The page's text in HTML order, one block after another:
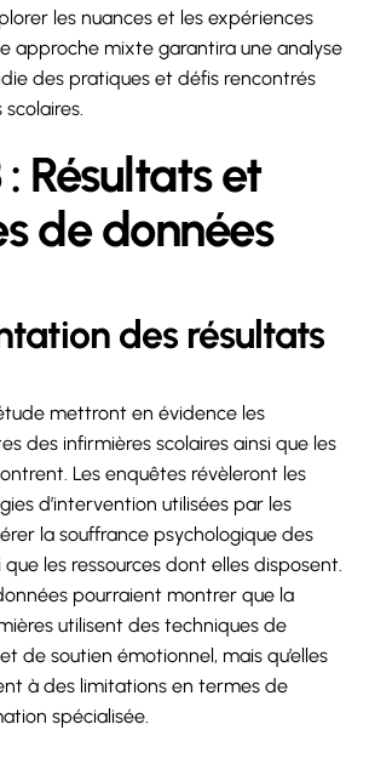
les nuances et les expériences
approche mixte garantira une analyse
des pratiques et défis rencontrés
Résultats et
de données
des résultats
mettront en évidence les
des infirmières scolaires ainsi que les
Les enquêtes révèleront les
d’intervention utilisées par les
la souffrance psychologique des
les ressources dont elles disposent.
pourraient montrer que la
utilisent des techniques de
de soutien émotionnel, mais qu’elles
à des limitations en termes de
spécialisée.